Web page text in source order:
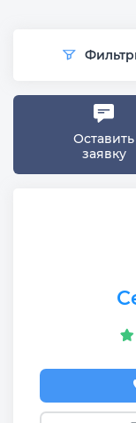
Оставить
заявку